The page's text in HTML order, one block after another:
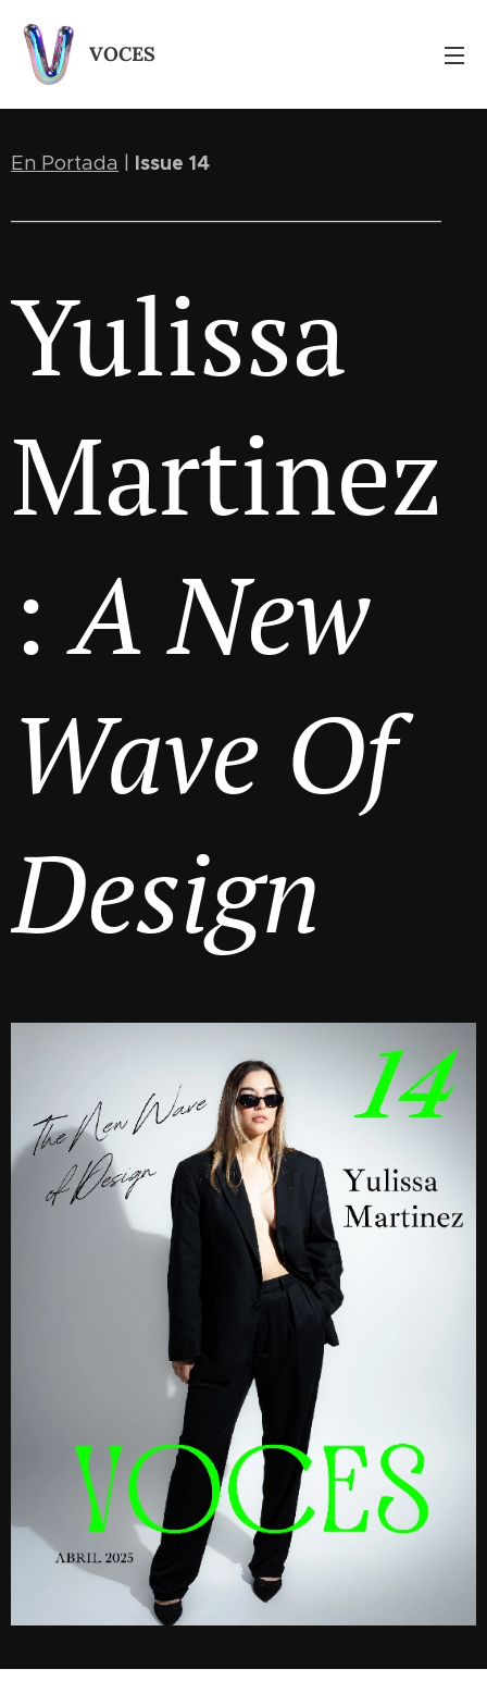
VOCES
En Portada Issue 14
Yulissa
Martinez
:A New
Wave Of
Design